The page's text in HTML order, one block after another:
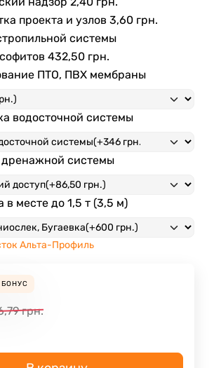
проекта и узлов 3,60 грн.
системы
432,50 грн.
ПТО, ПВХ мембраны
водосточной системы
дренажной системы
в месте до 1,5 т (3,5 м)
Альта-Профиль
БОНУС
грн.